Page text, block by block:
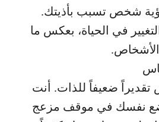
شخص تسبب بأذيتك.
في الحياة، بعكس ما
ضعيفاً للذات. أنت
نفسك في موقف مزعج